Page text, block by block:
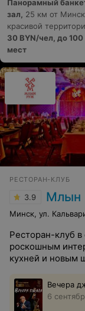
Панорамный
зал,
25 км от
красивой
30 BYN/чел, до
мест
РЕСТОРАН-КЛУБ
3.9 Млын
Минск, ул.
Ресторан-клуб в
роскошным
кухней и новым
Вечера
6